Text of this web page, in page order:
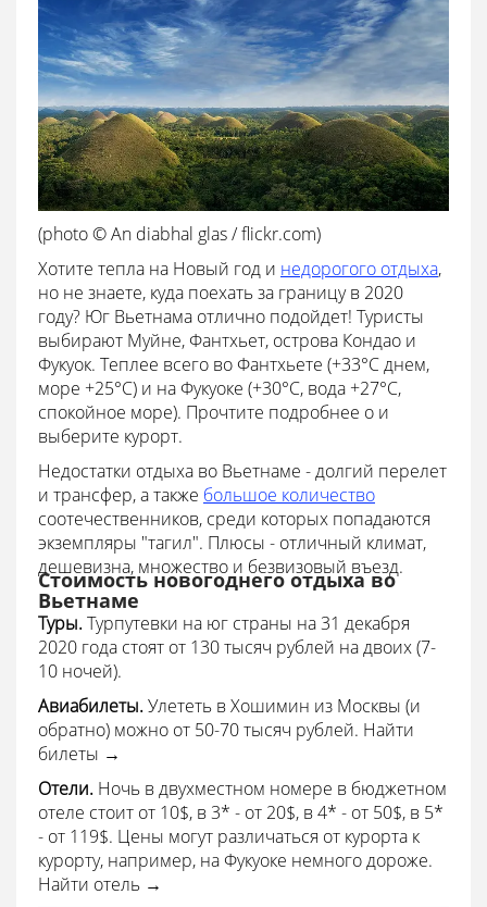
(photo © An diabhal glas / flickr.com)
Хотите тепла на Новый год и недорогого отдыха,
но не знаете, куда поехать за границу в 2020
году? Юг Вьетнама отлично подойдет! Туристы
выбирают Муйне, Фантхьет, острова Кондао и
Фукуок. Теплее всего во Фантхьете (+33°С днем,
море +25°С) и на Фукуоке (+30°С, вода +27°С,
спокойное море). Прочтите подробнее о и
выберите курорт.
Недостатки отдыха во Вьетнаме - долгий перелет
и трансфер, а также большое количество
соотечественников, среди которых попадаются
экземпляры "тагил". Плюсы - отличный климат,
дешевизна, множество и безвизовый въезд.
Стоимость новогоднего отдыха во
Вьетнаме
Туры.Турпутевки на юг страны на 31 декабря
2020 года стоят от 130 тысяч рублей на двоих (7-
10 ночей).
Авиабилеты.Улететь в Хошимин из Москвы (и
обратно) можно от 50-70 тысяч рублей. Найти
билеты →
Отели. Ночь в двухместном номере в бюджетном
отеле стоит от 10$, в 3* - от 20$, в 4* - от 50$, в 5*
- от 119$. Цены могут различаться от курорта к
курорту, например, на Фукуоке немного дороже.
Найти отель →